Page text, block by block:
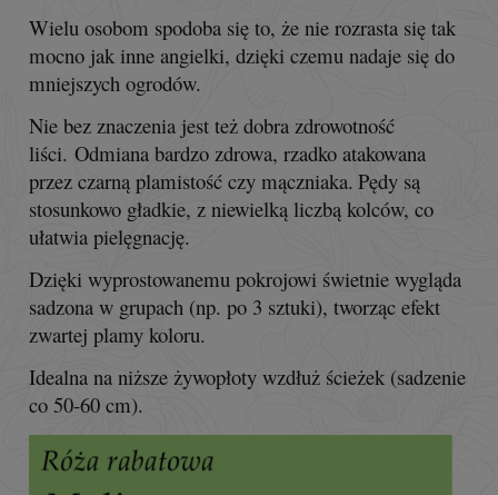
Wielu osobom spodoba się to, że nie rozrasta się tak
mocno jak inne angielki, dzięki czemu nadaje się do
mniejszych ogrodów.
Nie bez znaczenia jest też dobra zdrowotność
liści. Odmiana bardzo zdrowa, rzadko atakowana
przez czarną plamistość czy mączniaka. Pędy są
stosunkowo gładkie, z niewielką liczbą kolców, co
ułatwia pielęgnację.
Dzięki wyprostowanemu pokrojowi świetnie wygląda
sadzona w grupach (np. po 3 sztuki), tworząc efekt
zwartej plamy koloru.
Idealna na niższe żywopłoty wzdłuż ścieżek (sadzenie
co 50-60 cm).